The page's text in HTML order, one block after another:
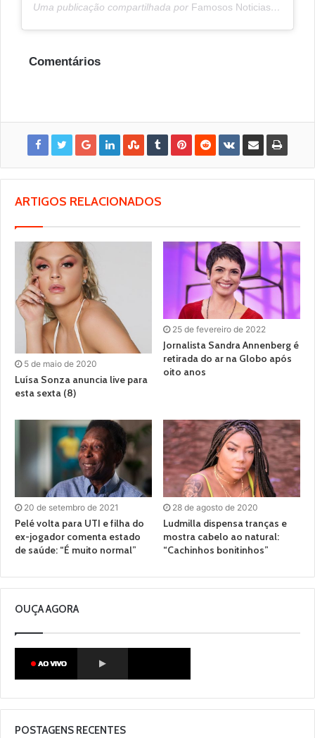
Uma publicação compartilhada por Famosos Noticias
Comentários
ARTIGOS RELACIONADOS
5 de maio de 2020
Luísa Sonza anuncia live para
esta sexta (8)
25 de fevereiro de 2022
Jornalista Sandra Annenberg é
retirada do ar na Globo após
oito anos
20 de setembro de 2021
Pelé volta para UTI e filha do
ex-jogador comenta estado
de saúde: “É muito normal”
28 de agosto de 2020
Ludmilla dispensa tranças e
mostra cabelo ao natural:
“Cachinhos bonitinhos”
OUÇA AGORA
POSTAGENS RECENTES